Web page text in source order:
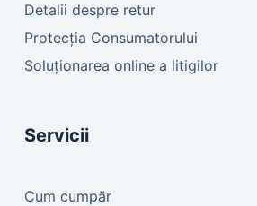
Detalii despre retur
Protecția Consumatorului
Soluționarea online a litigilor
Servicii
Cum cumpăr